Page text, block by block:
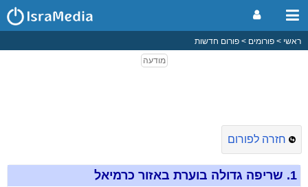
ראשי פורומים פורום חדשות
חזרה לפורום
1. שריפה גדולה בוערת באזור כרמיאל